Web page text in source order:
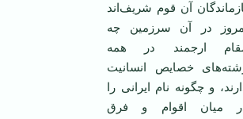
آن قوم شریف‌اند
در آن سرزمین چه
ارجمند در همه
خصایص انسانیت
و چگونه نام ایرانی را
میان اقوام و فرق